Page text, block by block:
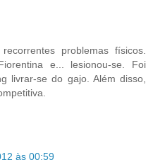
problemas físicos.
e... lesionou-se. Foi
livrar-se do gajo. Além disso,
às 00:59